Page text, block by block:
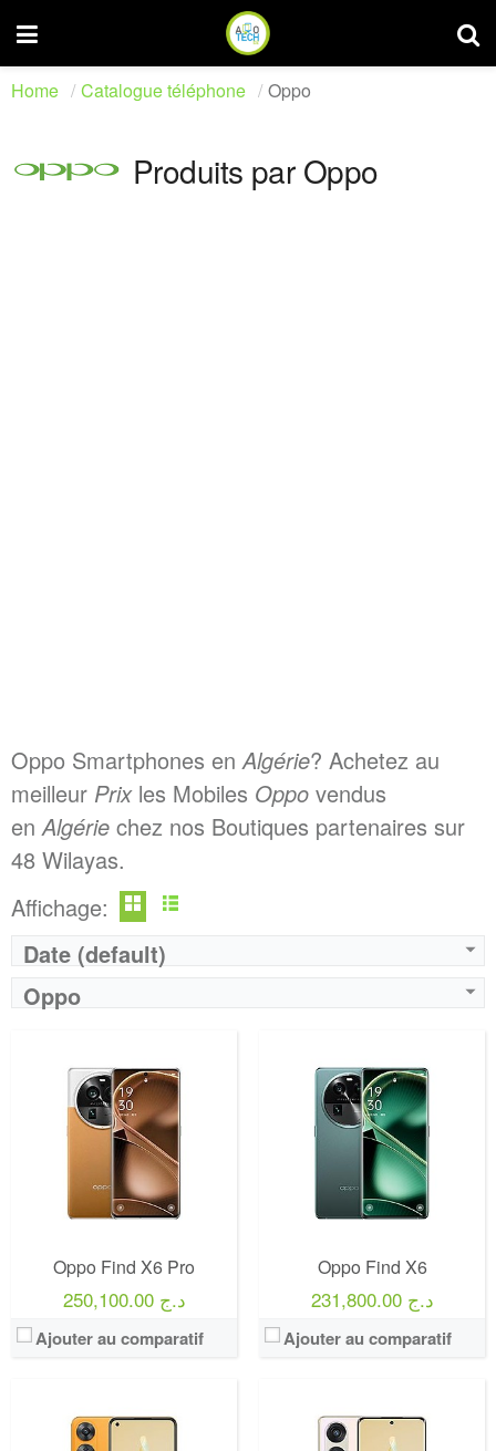
Home Catalogue téléphone Oppo
Produits par Oppo
Oppo Smartphones enAlgérie? Achetez au
meilleur Prixles Mobiles Oppo vendus
enAlgérie chez nos Boutiques partenaires sur
48 Wilayas.
Affichage:
Date (default)
Oppo
Oppo Find X6 Pro
250,100.00 د.ج
Ajouter au comparatif
Oppo Find X6
231,800.00 د.ج
Ajouter au comparatif